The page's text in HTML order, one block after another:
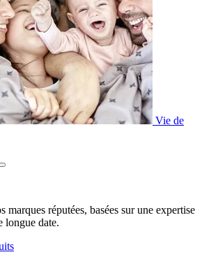
Vie de
marques réputées, basées sur une expertise
longue date.